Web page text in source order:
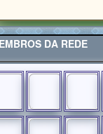
DA REDE